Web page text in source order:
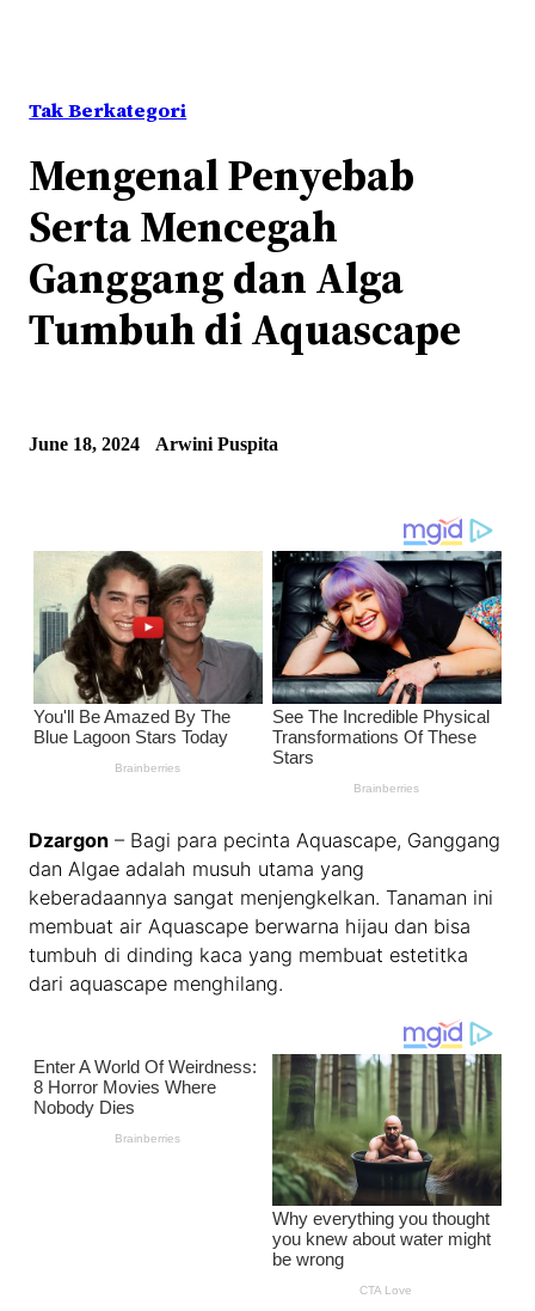
Tak Berkategori
Mengenal Penyebab
Serta Mencegah
Ganggang dan Alga
Tumbuh di Aquascape
June 18, 2024 Arwini Puspita
Dzargon – Bagi para pecinta Aquascape, Ganggang
dan Algae adalah musuh utama yang
keberadaannya sangat menjengkelkan. Tanaman ini
membuat air Aquascape berwarna hijau dan bisa
tumbuh di dinding kaca yang membuat estetitka
dari aquascape menghilang.